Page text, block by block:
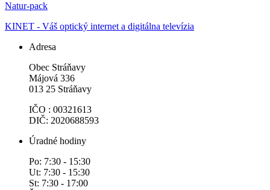
Natur-pack
KINET - Váš optický internet a digitálna televízia
Adresa
Obec Stráňavy
Májová 336
013 25 Stráňavy
IČO : 00321613
DIČ: 2020688593
Úradné hodiny
Po: 7:30 - 15:30
Ut: 7:30 - 15:30
St: 7:30 - 17:00